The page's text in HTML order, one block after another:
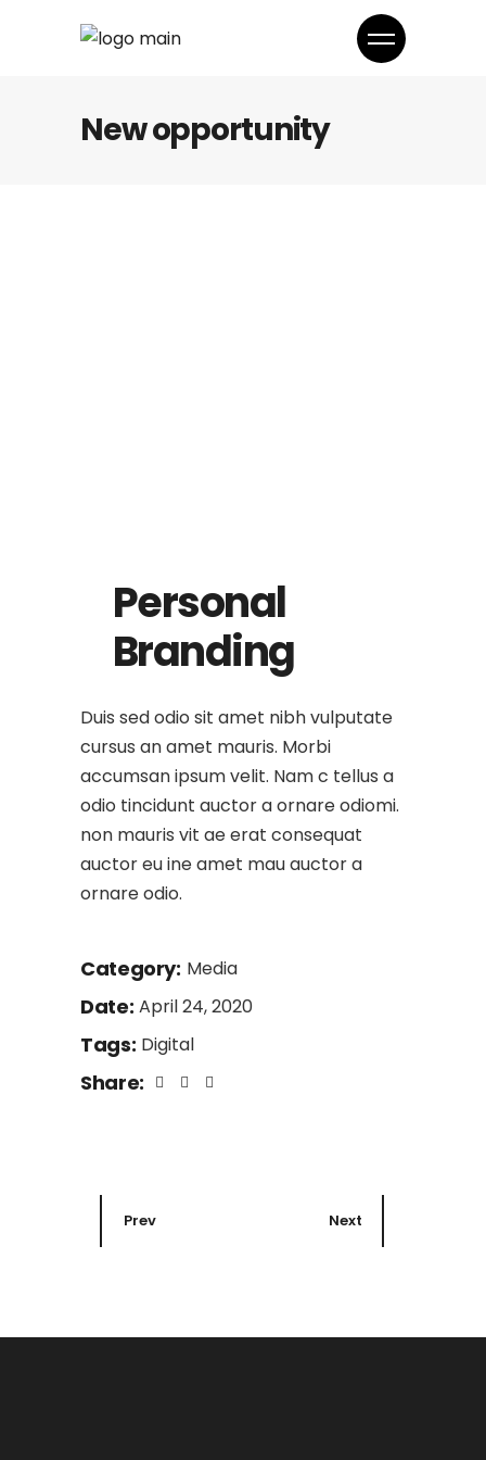
New opportunity
Personal
Branding
Duis sed odio sit amet nibh vulputate
cursus an amet mauris. Morbi
accumsan ipsum velit. Nam c tellus a
odio tincidunt auctor a ornare odiomi.
non mauris vit ae erat consequat
auctor eu ine amet mau auctor a
ornare odio.
Category: Media
Date: April 24, 2020
Tags: Digital
Share:
Prev Next